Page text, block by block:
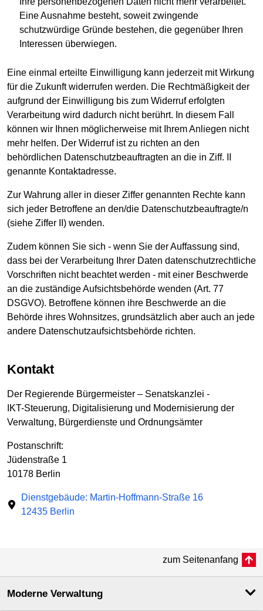
Eine Ausnahme besteht, soweit zwingende
schutzwürdige Gründe bestehen, die gegenüber Ihren
Interessen überwiegen.
Eine einmal erteilte Einwilligung kann jederzeit mit Wirkung
für die Zukunft widerrufen werden. Die Rechtmäßigkeit der
aufgrund der Einwilligung bis zum Widerruf erfolgten
Verarbeitung wird dadurch nicht berührt. In diesem Fall
können wir Ihnen möglicherweise mit Ihrem Anliegen nicht
mehr helfen. Der Widerruf ist zu richten an den
behördlichen Datenschutzbeauftragten an die in Ziff. II
genannte Kontaktadresse.
Zur Wahrung aller in dieser Ziffer genannten Rechte kann
sich jeder Betroffene an den/die Datenschutzbeauftragte/n
(siehe Ziffer II) wenden.
Zudem können Sie sich - wenn Sie der Auffassung sind,
dass bei der Verarbeitung Ihrer Daten datenschutzrechtliche
Vorschriften nicht beachtet werden - mit einer Beschwerde
an die zuständige Aufsichtsbehörde wenden (Art. 77
DSGVO). Betroffene können ihre Beschwerde an die
Behörde ihres Wohnsitzes, grundsätzlich aber auch an jede
andere Datenschutzaufsichtsbehörde richten.
Kontakt
Der Regierende Bürgermeister – Senatskanzlei -
IKT-Steuerung, Digitalisierung und Modernisierung der
Verwaltung, Bürgerdienste und Ordnungsämter
Postanschrift:
Jüdenstraße 1
10178 Berlin
Dienstgebäude: Martin-Hoffmann-Straße 16
12435 Berlin
zum Seitenanfang
Moderne Verwaltung